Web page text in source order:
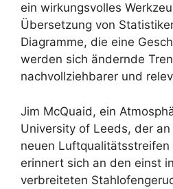
ein wirkungsvolles
Übersetzung von
Diagramme, die eine
werden sich ändernde
nachvollziehbarer und
Jim McQuaid, ein
University of Leeds, der
neuen
erinnert sich an den einst
verbreiteten